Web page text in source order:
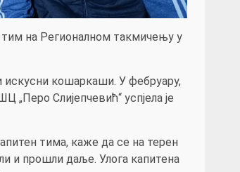
тим на Регионалном такмичењу у
искусни кошаркаши. У фебруару,
Слијепчевић“ успјела је
тима, каже да се на терен
и прошли даље. Улога капитена